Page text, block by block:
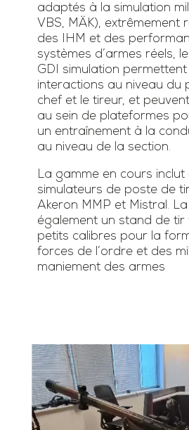
adaptés à la simulation
VBS, MÄK), extrêmement
des IHM et des
systèmes d’armes réels,
GDI simulation
interactions au niveau du
chef et le tireur, et
au sein de plateformes
un entraînement à la
au niveau de la section.
La gamme en cours inclut
simulateurs de poste de
Akeron MMP et Mistral.
également un stand de tir
petits calibres pour la
forces de l’ordre et des
maniement des armes